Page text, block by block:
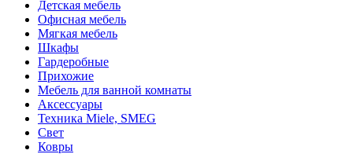
Детская мебель
Офисная мебель
Мягкая мебель
Шкафы
Гардеробные
Прихожие
Мебель для ванной комнаты
Аксессуары
Техника Miele, SMEG
Свет
Ковры